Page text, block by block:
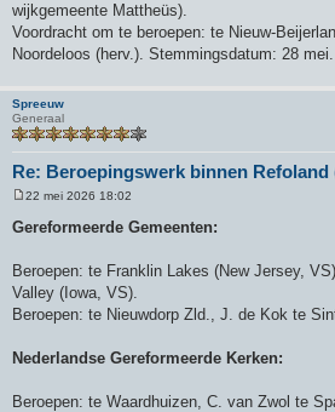
wijkgemeente Mattheüs).
Voordracht om te beroepen: te Nieuw-
Noordeloos (herv.). Stemmingsdatum: 28 mei.
Spreeuw
Generaal
Re: Beroepingswerk binnen Refoland
r
h
t
22 mei 2026 18:02
Gereformeerde Gemeenten:
Beroepen: te Franklin Lakes (New Jersey,
Valley (Iowa, VS).
Beroepen: te Nieuwdorp Zld., J. de Kok te
Nederlandse Gereformeerde Kerken:
Beroepen: te Waardhuizen, C. van Zwol te